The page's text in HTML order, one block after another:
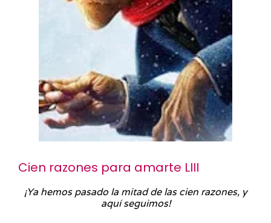
Cien razones para amarte LIII
¡Ya hemos pasado la mitad de las cien razones, y
aquí seguimos!